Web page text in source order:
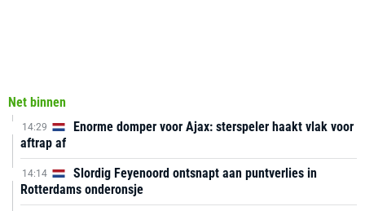
Net binnen
14:29
Enorme domper voor Ajax: sterspeler haakt vlak voor
aftrap af
14:14
Slordig Feyenoord ontsnapt aan puntverlies in
Rotterdams onderonsje